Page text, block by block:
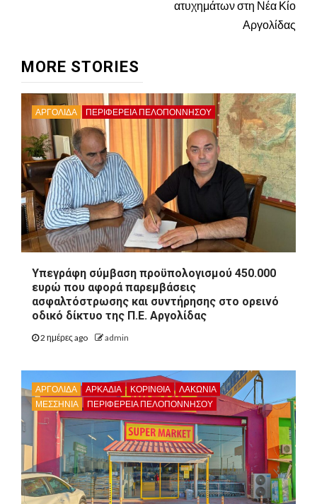
ατυχημάτων στη Νέα Κίο
Αργολίδας
MORE STORIES
ΑΡΓΟΛΙΔΑ ΠΕΡΙΦΈΡΕΙΑ ΠΕΛΟΠΟΝΝΉΣΟΥ
Υπεγράφη σύμβαση προϋπολογισμού 450.000
ευρώ που αφορά παρεμβάσεις
ασφαλτόστρωσης και συντήρησης στο ορεινό
οδικό δίκτυο της Π.Ε. Αργολίδας
2 ημέρες ago admin
ΑΡΓΟΛΙΔΑ ΑΡΚΑΔΊΑ ΚΟΡΙΝΘΊΑ
ΛΑΚΩΝΙΑ
ΜΕΣΣΗΝΙΑ
ΠΕΡΙΦΈΡΕΙΑ ΠΕΛΟΠΟΝΝΉΣΟΥ